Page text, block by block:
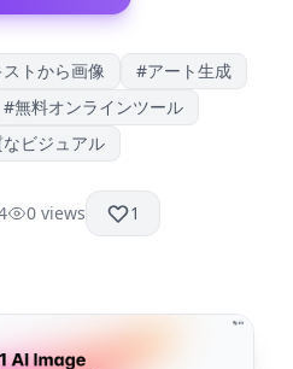
トから画像 #アート生成
#無料オンラインツール
ビジュアル
0 views 1